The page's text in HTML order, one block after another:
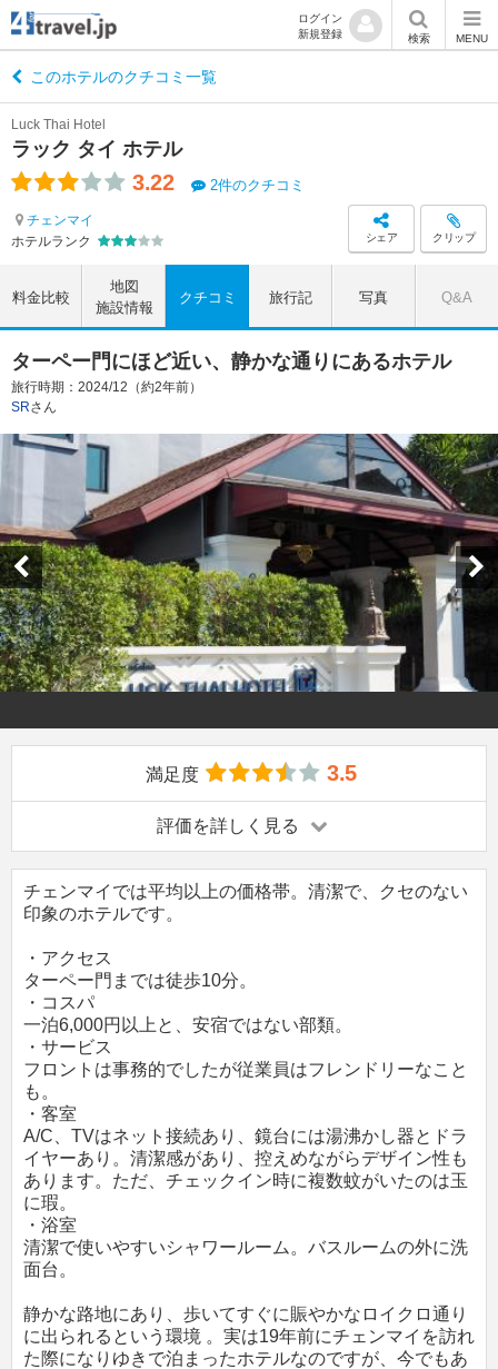
ログイン
新規登録
検索 MENU
このホテルのクチコミ一覧
ラック タイ ホテル
Luck Thai Hotel
3.22 2件のクチコミ
チェンマイ
ホテルランク
シェア クリップ
料金比較
地図
施設情報
クチコミ 旅行記 写真 Q&A
ターペー門にほど近い、静かな通りにあるホテル
旅行時期：2024/12（約2年前）
SRさん
満足度 3.5
評価を詳しく見る
チェンマイでは平均以上の価格帯。清潔で、クセのない
印象のホテルです。
・アクセス
ターペー門までは徒歩10分。
・コスパ
一泊6,000円以上と、安宿ではない部類。
・サービス
フロントは事務的でしたが従業員はフレンドリーなこと
も。
・客室
A/C、TVはネット接続あり、鏡台には湯沸かし器とドラ
イヤーあり。清潔感があり、控えめながらデザイン性も
あります。ただ、チェックイン時に複数蚊がいたのは玉
に瑕。
・浴室
清潔で使いやすいシャワールーム。バスルームの外に洗
面台。
静かな路地にあり、歩いてすぐに賑やかなロイクロ通り
に出られるという環境 。実は19年前にチェンマイを訪れ
た際になりゆきで泊まったホテルなのですが、今でもあ